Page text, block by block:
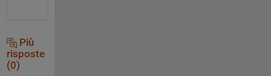
Più
risposte
(0)